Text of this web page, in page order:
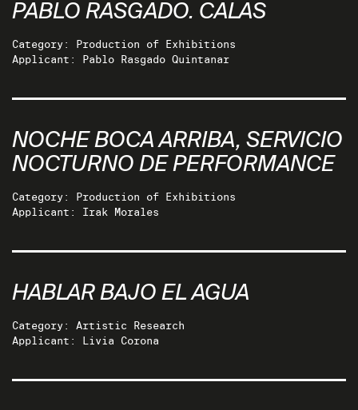
PABLO RASGADO. CALAS
Category: Production of Exhibitions
Applicant: Pablo Rasgado Quintanar
NOCHE BOCA ARRIBA, SERVICIO
NOCTURNO DE PERFORMANCE
Category: Production of Exhibitions
Applicant: Irak Morales
HABLAR BAJO EL AGUA
Category: Artistic Research
Applicant: Livia Corona